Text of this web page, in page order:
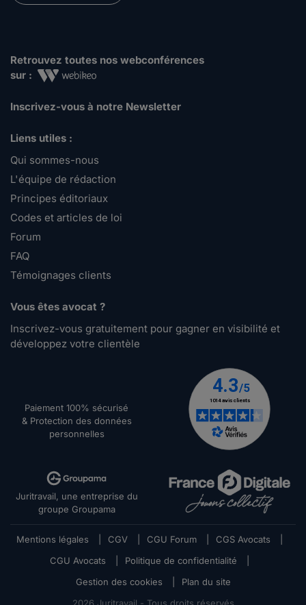
Retrouvez toutes nos webconférences
sur :
Inscrivez-vous à notre Newsletter
Liens utiles :
Qui sommes-nous
L'équipe de rédaction
Principes éditoriaux
Codes et articles de loi
Forum
FAQ
Témoignages clients
Vous êtes avocat ?
Inscrivez-vous gratuitement pour gagner en visibilité et
développez votre clientèle
Paiement 100% sécurisé
& Protection des données
personnelles
Juritravail, une entreprise du
groupe Groupama
Mentions légales CGV CGU Forum CGS Avocats
CGU Avocats
Politique de confidentialité
Gestion des cookies
Plan du site